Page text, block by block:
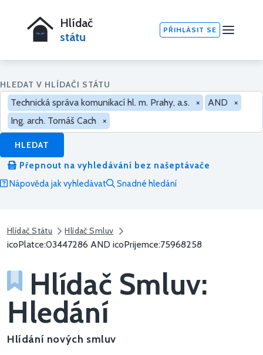
Hlídač
státu
PŘIHLÁSIT SE
HLEDAT V HLÍDAČI STÁTU
Technická správa komunikací hl. m. Prahy, a.s. × AND
×
Ing. arch. Tomáš Cach ×
HLEDAT
Přepnout na vyhledávání bez našeptávače
Nápověda jak vyhledávat
Snadné hledání
Hlídač Státu Hlídač Smluv
icoPlatce:03447286 AND icoPrijemce:75968258
Hlídač Smluv:
Hledání
Hlídání nových smluv